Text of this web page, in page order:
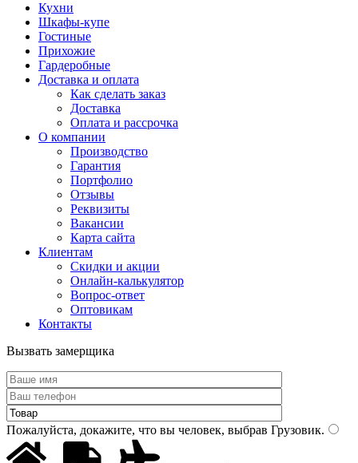
Кухни
Шкафы-купе
Гостиные
Прихожие
Гардеробные
Доставка и оплата
Как сделать заказ
Доставка
Оплата и рассрочка
О компании
Производство
Гарантия
Портфолио
Отзывы
Реквизиты
Вакансии
Карта сайта
Клиентам
Скидки и акции
Онлайн-калькулятор
Вопрос-ответ
Оптовикам
Контакты
Вызвать замерщика
Пожалуйста, докажите, что вы человек, выбрав Грузовик.